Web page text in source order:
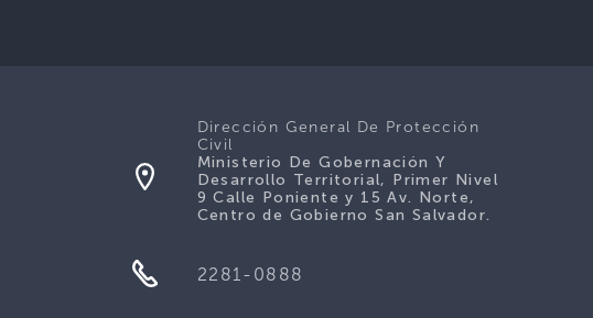
Dirección General De Protección
Civil
Ministerio De Gobernación Y
Desarrollo Territorial, Primer Nivel
9 Calle Poniente y 15 Av. Norte,
Centro de Gobierno San Salvador.
2281-0888